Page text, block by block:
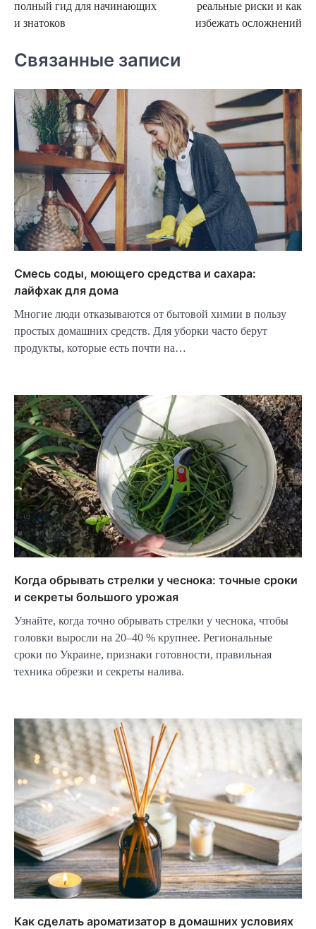
записям
полный гид для начинающих
и знатоков
реальные риски и как
избежать осложнений
Связанные записи
Смесь соды, моющего средства и сахара:
лайфхак для дома
Многие люди отказываются от бытовой химии в пользу
простых домашних средств. Для уборки часто берут
продукты, которые есть почти на…
Когда обрывать стрелки у чеснока: точные сроки
и секреты большого урожая
Узнайте, когда точно обрывать стрелки у чеснока, чтобы
головки выросли на 20–40 % крупнее. Региональные
сроки по Украине, признаки готовности, правильная
техника обрезки и секреты налива.
Как сделать ароматизатор в домашних условиях